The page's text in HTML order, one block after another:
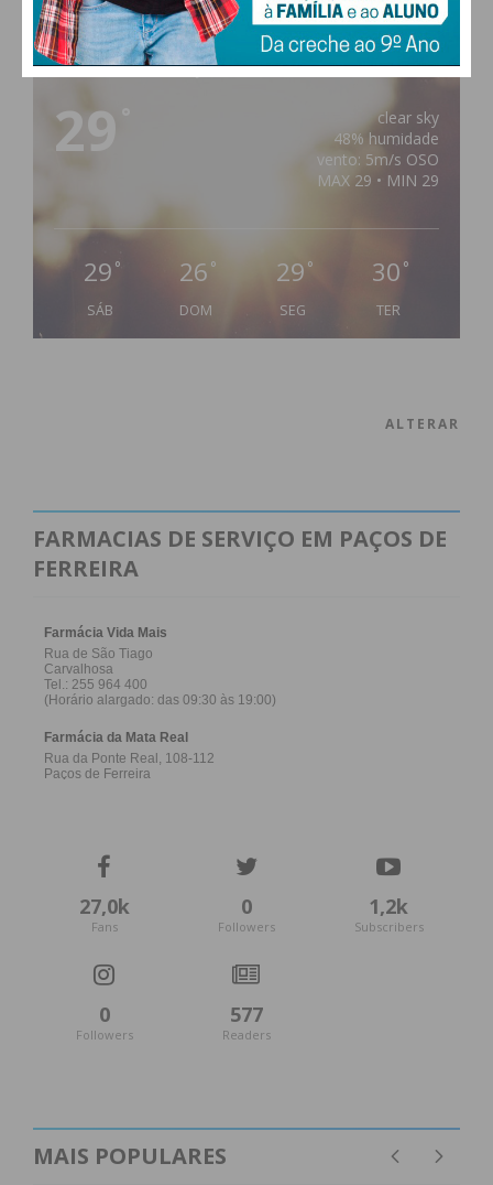
PAÇOS DE FERREIRA
29
clear sky
48% humidade
vento: 5m/s OSO
MAX 29 • MIN 29
29 °
SÁB
26 °
DOM
29 °
SEG
30 °
TER
ALTERAR
FARMACIAS DE SERVIÇO EM PAÇOS DE
FERREIRA
27,0k
Fans
0
Followers
1,2k
Subscribers
0
Followers
577
Readers
MAIS POPULARES